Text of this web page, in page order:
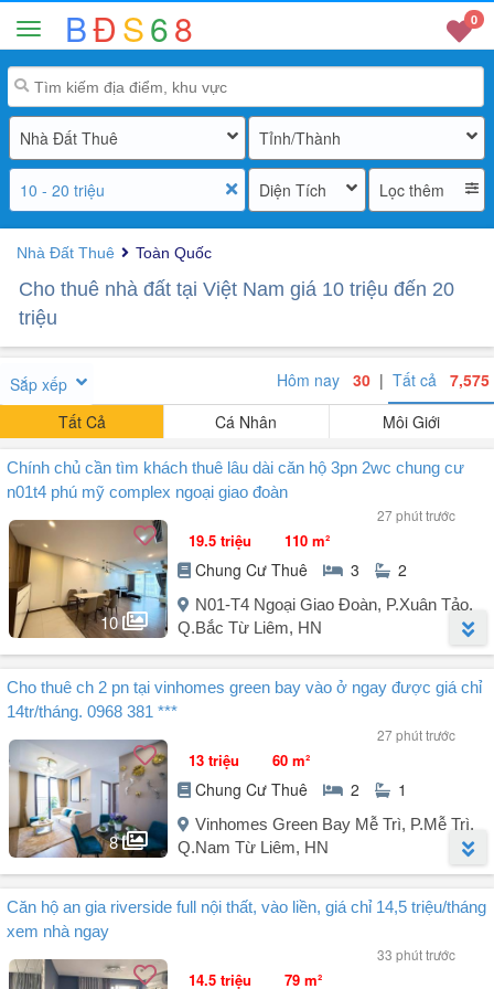
BĐS68 0
Nhà Đất Thuê Tỉnh/Thành
10 - 20 triệu Diện Tích Lọc thêm
Nhà Đất Thuê Toàn Quốc
Cho thuê nhà đất tại Việt Nam giá 10 triệu đến 20
triệu
Sắp xếp Hôm nay 30 | Tất cả 7,575
Tất Cả
Cá Nhân Môi Giới
Chính chủ cần tìm khách thuê lâu dài căn hộ 3pn 2wc chung cư
n01t4 phú mỹ complex ngoại giao đoàn
27 phút trước
10
19.5 triệu 110 m²
Chung Cư Thuê 3 2
N01-T4 Ngoại Giao Đoàn, P.Xuân Tảo,
Q.Bắc Từ Liêm, HN
Người đăng: Khánh Chi (3 tin đăng)
Do không có nhu cầu sử dụng gia đình cần tìm khách thuê lâu dài
căn hộ 3PN 2WC chung cư N01T4 Phú Mỹ Complex Ngoại Giao
Đoàn
Diện tích: 110m²
Thiết kế: 3 phòng ngủ + 2 vệ sinh - ban công- logia rộng thoáng
Full nội thất cao cấp, hiện đại chỉ việc dọn vào ở.
Tất cả các phòng đều ngập tràn ánh sáng tự nhiên.
Vị trí đẹp, cư dân văn minh, tiện ích đầy đủ.
Gần Đại ...
Cho thuê ch 2 pn tại vinhomes green bay vào ở ngay được giá chỉ
14tr/tháng. 0968 381 ***
27 phút trước
8
13 triệu 60 m²
Chung Cư Thuê 2 1
Vinhomes Green Bay Mễ Trì, P.Mễ Trì,
Q.Nam Từ Liêm, HN
Người đăng: Lê Văn Tuấn (3 tin đăng)
Cho thuê căn hộ 2 PN tại Vinhomes Green Bay Mễ Trì.
Nhà mới đẹp, an sinh tốt giá 14tr/ tháng. Miễn phí các tiện ích như
Căn hộ an gia riverside full nội thất, vào liền, giá chỉ 14,5 triệu/tháng
xem nhà ngay
33 phút trước
14.5 triệu 79 m²